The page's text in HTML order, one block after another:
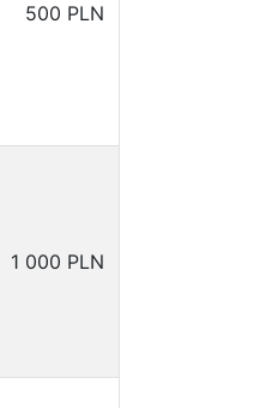
500 PLN
1 000 PLN